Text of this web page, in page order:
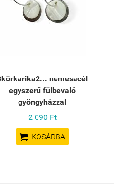
nemesacél
egyszerű fülbevaló
gyöngyházzal
2 090 Ft
 KOSÁRBA